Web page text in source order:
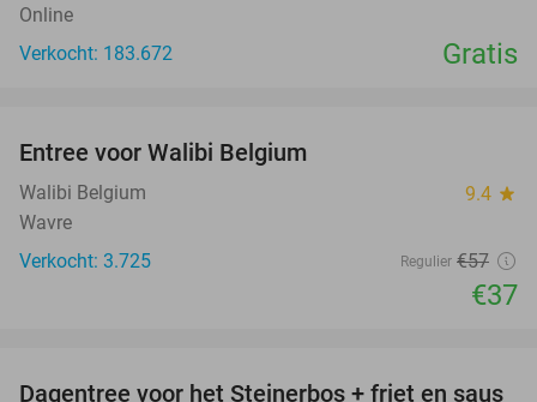
Online
Verkocht: 183.672
Gratis
Entree voor Walibi Belgium
Walibi Belgium 9.4 star
Wavre
Verkocht: 3.725
Regulier €57
€37
Dagentree voor het Steinerbos + friet en saus